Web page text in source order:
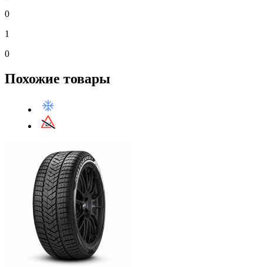
0
1
0
Похожие товары